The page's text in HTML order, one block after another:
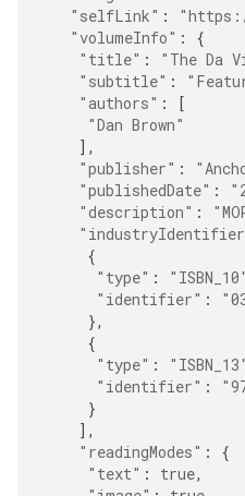
"selfLink" :
"volumeInfo" :
{
"title" : "The Da
"subtitle" :
"authors" :
[
"Dan Brown"
],
"publisher" :
"publishedDate" :
"description" :
{
"type" : "ISBN_10"
"identifier" :
},
{
"type" : "ISBN_13"
"identifier" :
}
],
"readingModes" :
{
"text" : true,